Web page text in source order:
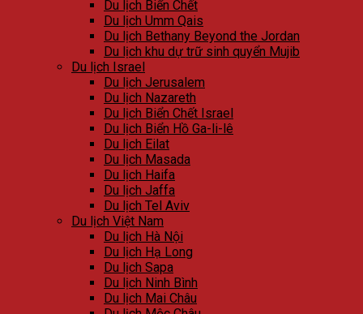
Du lịch Biển Chết
Du lịch Umm Qais
Du lịch Bethany Beyond the Jordan
Du lịch khu dự trữ sinh quyển Mujib
Du lịch Israel
Du lịch Jerusalem
Du lịch Nazareth
Du lịch Biển Chết Israel
Du lịch Biển Hồ Ga-li-lê
Du lịch Eilat
Du lịch Masada
Du lịch Haifa
Du lịch Jaffa
Du lịch Tel Aviv
Du lịch Việt Nam
Du lịch Hà Nội
Du lịch Hạ Long
Du lịch Sapa
Du lịch Ninh Bình
Du lịch Mai Châu